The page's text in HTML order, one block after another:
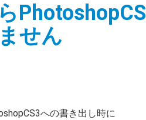
せん
への書き出し時に